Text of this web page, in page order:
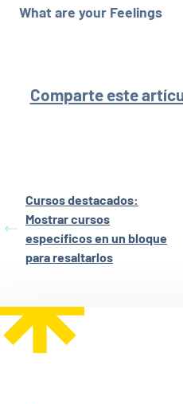
What are your Feelings
Comparte este
Cursos destacados:
Mostrar cursos
específicos en un bloque
para resaltarlos